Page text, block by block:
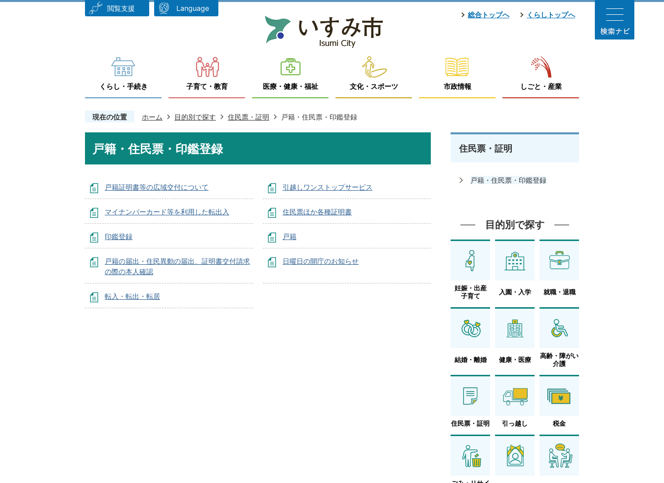
閲覧支援 Language
総合トップへ くらしトップへ
くらし・手続き 子育て・教育 医療・健康・福祉 文化・スポーツ 市政情報 しごと・産業
現在の位置 ホーム 目的別で探す 住民票・証明 戸籍・住民票・印鑑登録
戸籍・住民票・印鑑登録
戸籍証明書等の広域交付について 引越しワンストップサービス
マイナンバーカード等を利用した転出入 住民票ほか各種証明書
印鑑登録 戸籍
戸籍の届出・住民異動の届出、証明書交付請求
の際の本人確認
日曜日の開庁のお知らせ
転入・転出・転居
住民票・証明
戸籍・住民票・印鑑登録
目的別で探す
妊娠・出産
子育て
入園・入学 就職・退職
結婚・離婚 健康・医療
高齢・障がい
介護
住民票・証明 引っ越し 税金